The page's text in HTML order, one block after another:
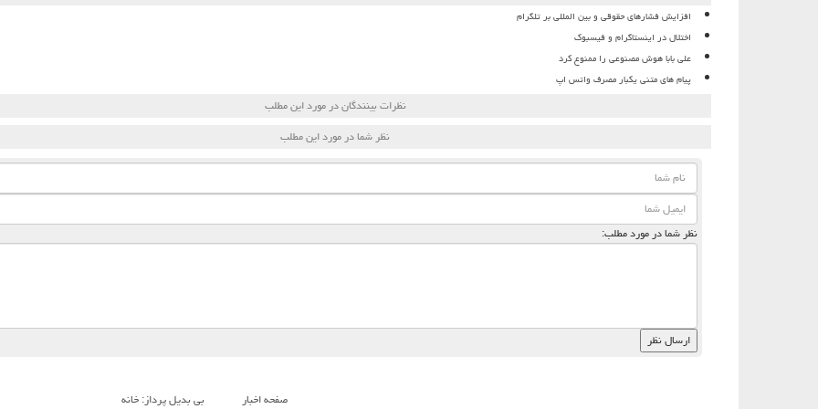
افزایش فشارهای حقوقی و بین المللی بر تلگرام
اختلال در اینستاگرام و فیسبوک
علی بابا هوش مصنوعی را ممنوع کرد
پیام های متنی یکبار مصرف واتس اپ
نظرات بینندگان در مورد این مطلب
نظر شما در مورد این مطلب
نظر شما در مورد مطلب:
صفحه اخبار بی بدیل پرداز: خانه